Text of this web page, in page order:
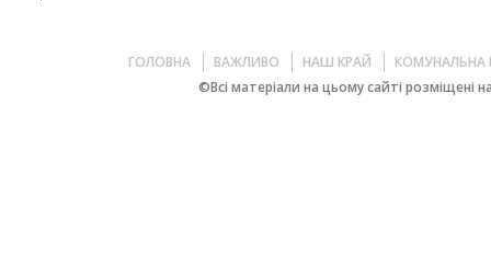
ГОЛОВНА ВАЖЛИВО НАШ КРАЙ
КОМУНАЛЬНА
©Всі матеріали на цьому сайті розміщені